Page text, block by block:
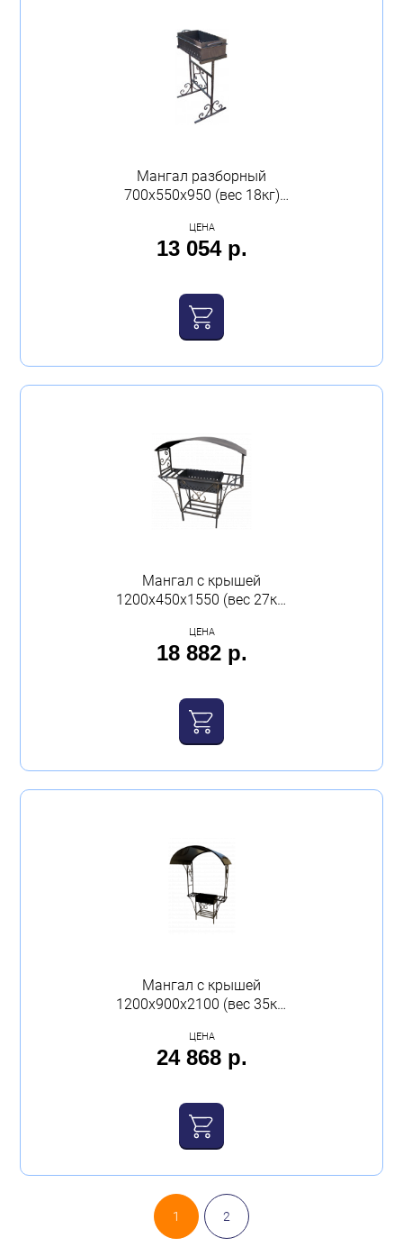
Мангал разборный
700х550х950 (вес 18кг)
ЦЕНА
13 054 р.
Мангал с крышей
1200х450х1550 (вес 27кг)
ЦЕНА
18 882 р.
Мангал с крышей
1200х900х2100 (вес 35кг)
ЦЕНА
24 868 р.
1 2